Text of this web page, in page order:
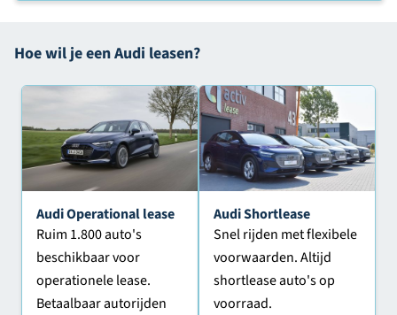
Hoe wil je een Audi leasen?
Audi Operational lease
Ruim 1.800 auto's
beschikbaar voor
operationele lease.
Betaalbaar autorijden
Audi Shortlease
Snel rijden met flexibele
voorwaarden. Altijd
shortlease auto's op
voorraad.